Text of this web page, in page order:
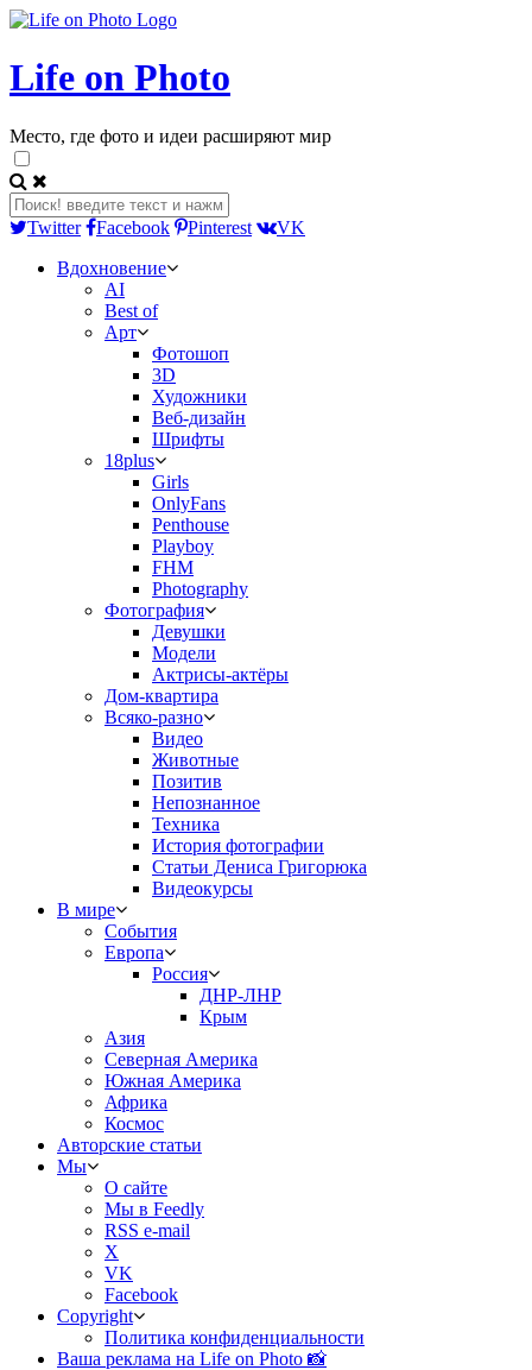
Life on Photo
Место, где фото и идеи расширяют мир
Twitter Facebook Pinterest
VK
Вдохновение
AI
Best of
Арт
Фотошоп
3D
Художники
Веб-дизайн
Шрифты
18plus
Girls
OnlyFans
Penthouse
Playboy
FHM
Photography
Фотография
Девушки
Модели
Актрисы-актёры
Дом-квартира
Всяко-разно
Видео
Животные
Позитив
Непознанное
Техника
История фотографии
Статьи Дениса Григорюка
Видеокурсы
В мире
События
Европа
Россия
ДНР-ЛНР
Крым
Азия
Северная Америка
Южная Америка
Африка
Космос
Авторские статьи
Мы
О сайте
Мы в Feedly
RSS e-mail
X
VK
Facebook
Copyright
Политика конфиденциальности
Ваша реклама на Life on Photo 📸